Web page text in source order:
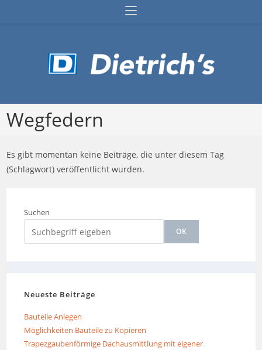
Wegfedern
Es gibt momentan keine Beiträge, die unter diesem Tag
(Schlagwort) veröffentlicht wurden.
Suchen
OK
Neueste Beiträge
Bauteile Anlegen
Möglichkeiten Bauteile zu Kopieren
Trapezgaubenförmige Dachausmittlung mit eigener